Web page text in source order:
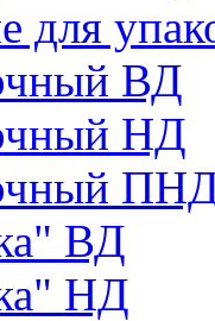
для
ВД
НД
ВД
НД